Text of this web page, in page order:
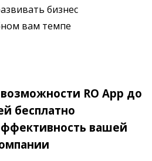
бизнес
вам темпе
RO App до
бесплатно
вашей